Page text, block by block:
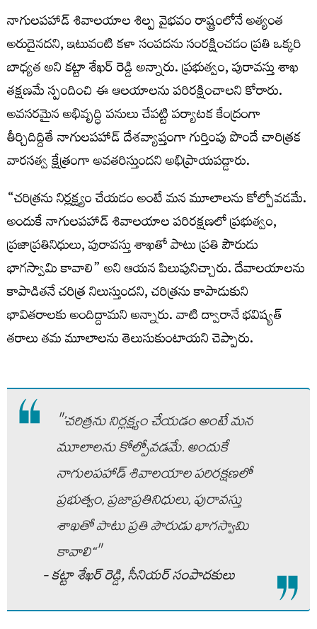
నాగులపహాడ్ శివాలయాల శిల్ప వైభవం రాష్ట్రంలోనే అత్యంత
అరుదైనదని, ఇటువంటి కళా సంపదను సంరక్షించడం ప్రతి ఒక్కరి
బాధ్యత అని కట్టా శేఖర్ రెడ్డి అన్నారు. ప్రభుత్వం, పురావస్తు శాఖ
తక్షణమే స్పందించి ఈ ఆలయాలను పరిరక్షించాలని కోరారు.
అవసరమైన అభివృద్ధి పనులు చేపట్టి పర్యాటక కేంద్రంగా
తీర్చిదిద్దితే నాగులపహాడ్ దేశవ్యాప్తంగా గుర్తింపు పొందే చారిత్రక
వారసత్వ క్షేత్రంగా అవతరిస్తుందని అభిప్రాయపడ్డారు.
“చరిత్రను నిర్లక్ష్యం చేయడం అంటే మన మూలాలను కోల్పోవడమే.
అందుకే నాగులపహాడ్ శివాలయాల పరిరక్షణలో ప్రభుత్వం,
ప్రజాప్రతినిధులు, పురావస్తు శాఖతో పాటు ప్రతి పౌరుడు
భాగస్వామి కావాలి” అని ఆయన పిలుపునిచ్చారు. దేవాలయాలను
కాపాడితనే చరిత్ర నిలుస్తుందని, చరిత్రను కాపాడుకుని
భావితరాలకు అందిద్దామని అన్నారు. వాటి ద్వారానే భవిష్యత్‌
తరాలు తమ మూలాలను తెలుసుకుంటాయని చెప్పారు.
"’చరిత్రను నిర్లక్ష్యం చేయడం అంటే మన
మూలాలను కోల్పోవడమే. అందుకే
నాగులపహాడ్ శివాలయాల పరిరక్షణలో
ప్రభుత్వం, ప్రజాప్రతినిధులు, పురావస్తు
శాఖతో పాటు ప్రతి పౌరుడు భాగస్వామి
కావాలి‘‘"
- కట్టా శేఖర్‌ రెడ్డి, సీనియర్‌ సంపాదకులు